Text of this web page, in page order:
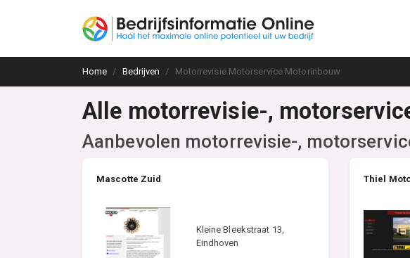
Home Bedrijven Motorrevisie Motorservice Motorinbouw
Alle motorrevisie-,
Aanbevolen motorrevisie-,
Mascotte Zuid
Kleine Bleekstraat 13,
Eindhoven
Thiel